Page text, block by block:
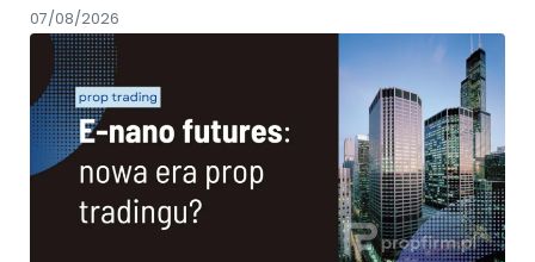
07/08/2026